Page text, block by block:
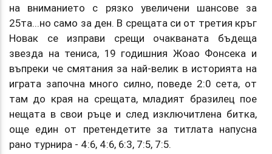
на вниманието с рязко увеличени шансове за
25та...но само за ден. В срещата си от третия кръг
Новак се изправи срещи очакваната бъдеща
звезда на тениса, 19 годишния Жоао Фонсека и
въпреки че смятания за най-велик в историята на
играта започна много силно, поведе 2:0 сета, от
там до края на срещата, младият бразилец пое
нещата в свои ръце и след изключитлена битка,
още един от претендетите за титлата напусна
рано турнира - 4:6, 4:6, 6:3, 7:5, 7:5.